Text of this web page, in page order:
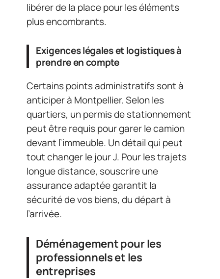
libérer de la place pour les éléments
plus encombrants.
Exigences légales et logistiques à
prendre en compte
Certains points administratifs sont à
anticiper à Montpellier. Selon les
quartiers, un permis de stationnement
peut être requis pour garer le camion
devant l’immeuble. Un détail qui peut
tout changer le jour J. Pour les trajets
longue distance, souscrire une
assurance adaptée garantit la
sécurité de vos biens, du départ à
l’arrivée.
Déménagement pour les
professionnels et les
entreprises